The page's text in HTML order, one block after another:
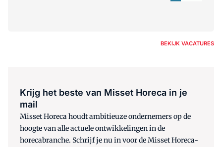
BEKIJK VACATURES
Krijg het beste van Misset Horeca in je
mail
Misset Horeca houdt ambitieuze ondernemers op de
hoogte van alle actuele ontwikkelingen in de
horecabranche. Schrijf je nu in voor de Misset Horeca-